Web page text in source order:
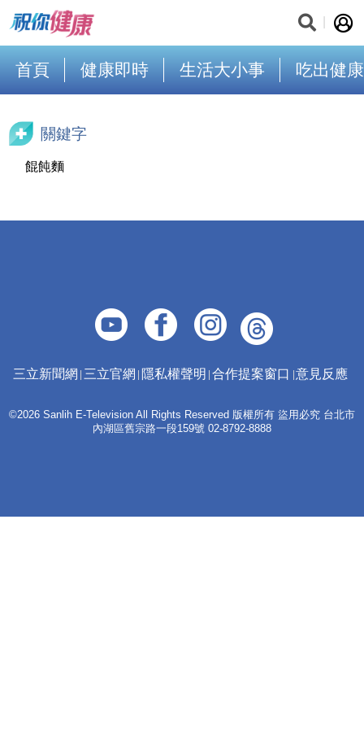
首頁 健康即時 生活大小事 吃出健康
關鍵字
餛飩麵
三立新聞網 三立官網 隱私權聲明 合作提案窗口 意見反應
©2026 Sanlih E-Television All Rights Reserved 版權所有 盜用必究 台北市
內湖區舊宗路一段159號 02-8792-8888